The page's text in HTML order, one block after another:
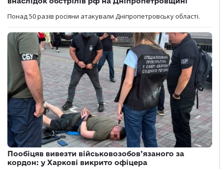
Понад 50 разів росіяни атакували Дніпропетровську області.
Пообіцяв вивезти військовозобов’язаного за
кордон: у Харкові викрито офіцера